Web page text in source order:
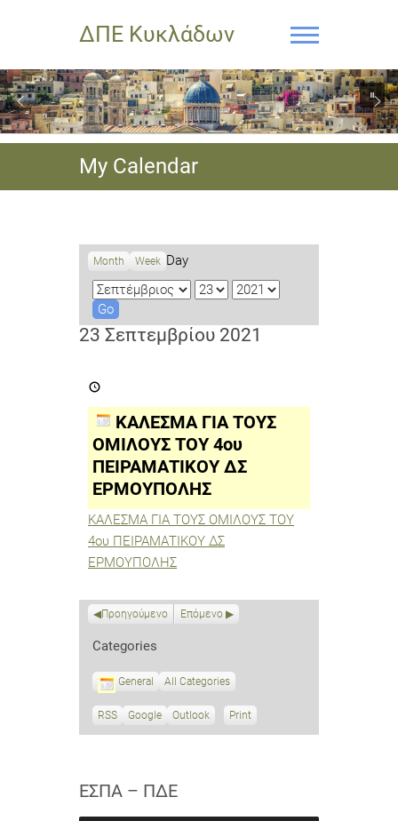
ΔΠΕ Κυκλάδων
My Calendar
Month Week Day
M
o
n
D
y
Y
a
23 Σεπτεμβρίου 2021
ΓΙΑ
ΟΜΙΛΟΥΣ
ΤΟΥ
4ου
ΠΕΙΡΑΜΑΤΙΚΟΥ
ΕΡΜΟΥΠΟΛΗΣ
ΚΑΛΕΣΜΑ ΓΙΑ ΤΟΥΣ
ΟΜΙΛΟΥΣ ΤΟΥ 4ου
ΠΕΙΡΑΜΑΤΙΚΟΥ ΔΣ
ΕΡΜΟΥΠΟΛΗΣ
ΚΑΛΕΣΜΑ ΓΙΑ ΤΟΥΣ ΟΜΙΛΟΥΣ ΤΟΥ
4ου ΠΕΙΡΑΜΑΤΙΚΟΥ ΔΣ
ΕΡΜΟΥΠΟΛΗΣ
Προηγούμενο Επόμενο
Categories
General All Categories
RSS
S
r
Google
S
r
Outlook Print
ΕΣΠΑ – ΠΔΕ